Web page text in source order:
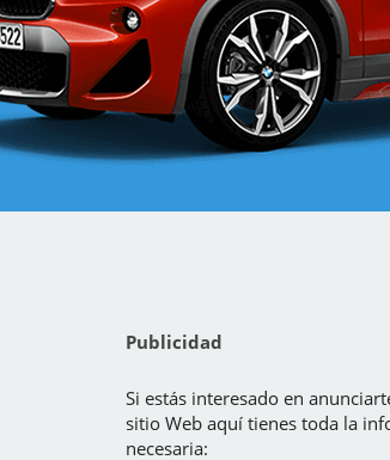
Publicidad
Si estás interesado en
sitio Web aquí tienes toda la
necesaria: